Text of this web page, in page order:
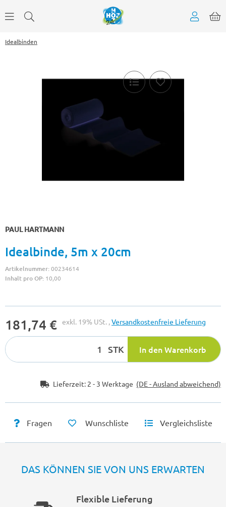
Idealbinden
PAUL HARTMANN
Idealbinde, 5m x 20cm
Artikelnummer:00234614
Inhalt pro OP: 10,00
181,74 € exkl. 19% USt. ,Versandkostenfreie Lieferung
STK In den Warenkorb
Lieferzeit: 2 - 3 Werktage (DE - Ausland abweichend)
Fragen Wunschliste Vergleichsliste
DAS KÖNNEN SIE VON UNS ERWARTEN
Flexible Lieferung